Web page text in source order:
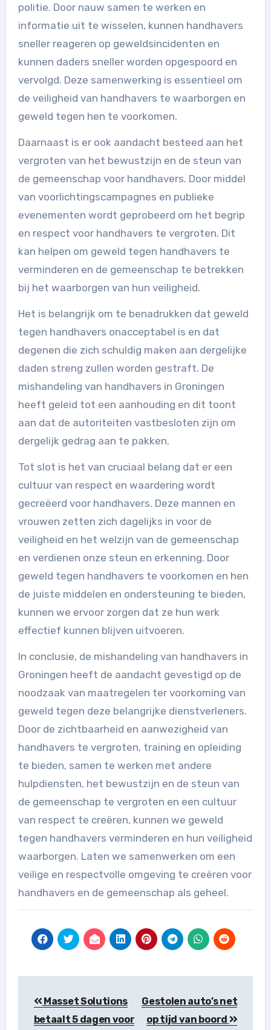
politie. Door nauw samen te werken en
informatie uit te wisselen, kunnen handhavers
sneller reageren op geweldsincidenten en
kunnen daders sneller worden opgespoord en
vervolgd. Deze samenwerking is essentieel om
de veiligheid van handhavers te waarborgen en
geweld tegen hen te voorkomen.
Daarnaast is er ook aandacht besteed aan het
vergroten van het bewustzijn en de steun van
de gemeenschap voor handhavers. Door middel
van voorlichtingscampagnes en publieke
evenementen wordt geprobeerd om het begrip
en respect voor handhavers te vergroten. Dit
kan helpen om geweld tegen handhavers te
verminderen en de gemeenschap te betrekken
bij het waarborgen van hun veiligheid.
Het is belangrijk om te benadrukken dat geweld
tegen handhavers onacceptabel is en dat
degenen die zich schuldig maken aan dergelijke
daden streng zullen worden gestraft. De
mishandeling van handhavers in Groningen
heeft geleid tot een aanhouding en dit toont
aan dat de autoriteiten vastbesloten zijn om
dergelijk gedrag aan te pakken.
Tot slot is het van cruciaal belang dat er een
cultuur van respect en waardering wordt
gecreëerd voor handhavers. Deze mannen en
vrouwen zetten zich dagelijks in voor de
veiligheid en het welzijn van de gemeenschap
en verdienen onze steun en erkenning. Door
geweld tegen handhavers te voorkomen en hen
de juiste middelen en ondersteuning te bieden,
kunnen we ervoor zorgen dat ze hun werk
effectief kunnen blijven uitvoeren.
In conclusie, de mishandeling van handhavers in
Groningen heeft de aandacht gevestigd op de
noodzaak van maatregelen ter voorkoming van
geweld tegen deze belangrijke dienstverleners.
Door de zichtbaarheid en aanwezigheid van
handhavers te vergroten, training en opleiding
te bieden, samen te werken met andere
hulpdiensten, het bewustzijn en de steun van
de gemeenschap te vergroten en een cultuur
van respect te creëren, kunnen we geweld
tegen handhavers verminderen en hun veiligheid
waarborgen. Laten we samenwerken om een
veilige en respectvolle omgeving te creëren voor
handhavers en de gemeenschap als geheel.
Masset Solutions
betaalt 5 dagen voor
Gestolen auto’s net
op tijd van boord